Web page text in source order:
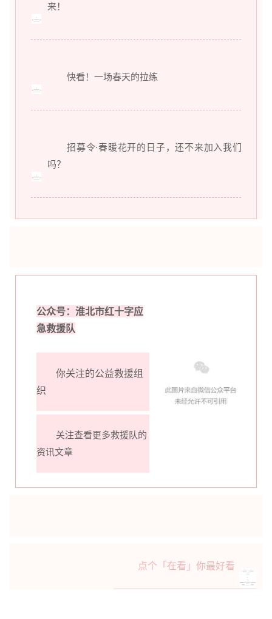
来！
快看！一场春天的拉练
招募令·春暖花开的日子，还不来加入我们
吗？
公众号：淮北市红十字应
急救援队
你关注的公益救援组
织
关注查看更多救援队的
资讯文章
点个「在看」你最好看